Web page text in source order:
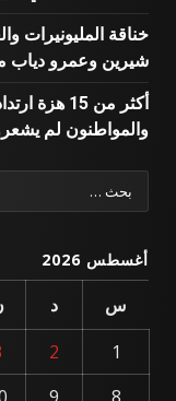
خناقة المليونيرات
شيرين وعمرو دياب من 1000 جنيه إلى نصف
أكثر من 15
والمواطنون لم
عن:
أغسطس 2026
س د
1
2